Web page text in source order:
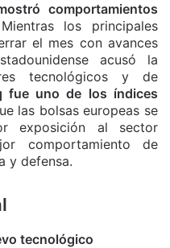
comportamientos
Mientras los principales
el mes con avances
acusó la
tecnológicos y de
fue uno de los índices
las bolsas europeas se
exposición al sector
comportamiento de
y defensa.
tecnológico